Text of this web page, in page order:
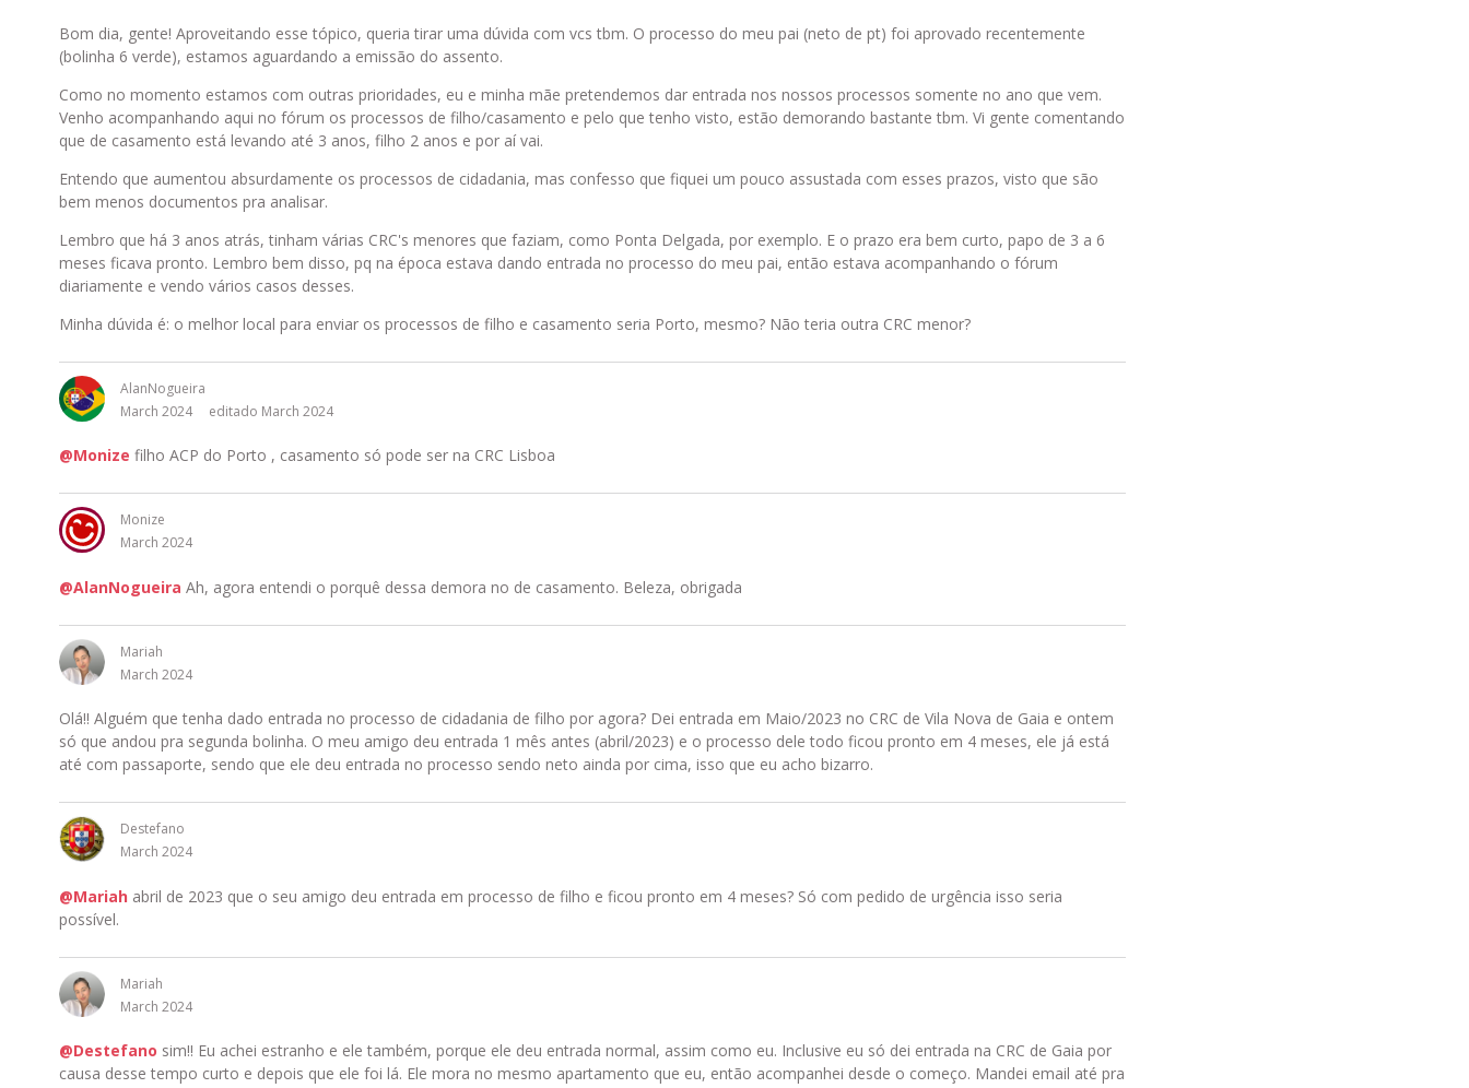
Bom dia, gente! Aproveitando esse tópico, queria tirar uma dúvida com vcs tbm. O processo do meu pai (neto de pt) foi aprovado recentemente
(bolinha 6 verde), estamos aguardando a emissão do assento.
Como no momento estamos com outras prioridades, eu e minha mãe pretendemos dar entrada nos nossos processos somente no ano que vem.
Venho acompanhando aqui no fórum os processos de filho/casamento e pelo que tenho visto, estão demorando bastante tbm. Vi gente comentando
que de casamento está levando até 3 anos, filho 2 anos e por aí vai.
Entendo que aumentou absurdamente os processos de cidadania, mas confesso que fiquei um pouco assustada com esses prazos, visto que são
bem menos documentos pra analisar.
Lembro que há 3 anos atrás, tinham várias CRC's menores que faziam, como Ponta Delgada, por exemplo. E o prazo era bem curto, papo de 3 a 6
meses ficava pronto. Lembro bem disso, pq na época estava dando entrada no processo do meu pai, então estava acompanhando o fórum
diariamente e vendo vários casos desses.
Minha dúvida é: o melhor local para enviar os processos de filho e casamento seria Porto, mesmo? Não teria outra CRC menor?
AlanNogueira
March 2024
editado March 2024
@Monize filho ACP do Porto , casamento só pode ser na CRC Lisboa
Monize
March 2024
@AlanNogueira Ah, agora entendi o porquê dessa demora no de casamento. Beleza, obrigada
Mariah
March 2024
Olá!! Alguém que tenha dado entrada no processo de cidadania de filho por agora? Dei entrada em Maio/2023 no CRC de Vila Nova de Gaia e ontem
só que andou pra segunda bolinha. O meu amigo deu entrada 1 mês antes (abril/2023) e o processo dele todo ficou pronto em 4 meses, ele já está
até com passaporte, sendo que ele deu entrada no processo sendo neto ainda por cima, isso que eu acho bizarro.
Destefano
March 2024
@Mariah abril de 2023 que o seu amigo deu entrada em processo de filho e ficou pronto em 4 meses? Só com pedido de urgência isso seria
possível.
Mariah
March 2024
@Destefano sim!! Eu achei estranho e ele também, porque ele deu entrada normal, assim como eu. Inclusive eu só dei entrada na CRC de Gaia por
causa desse tempo curto e depois que ele foi lá. Ele mora no mesmo apartamento que eu, então acompanhei desde o começo. Mandei email até pra